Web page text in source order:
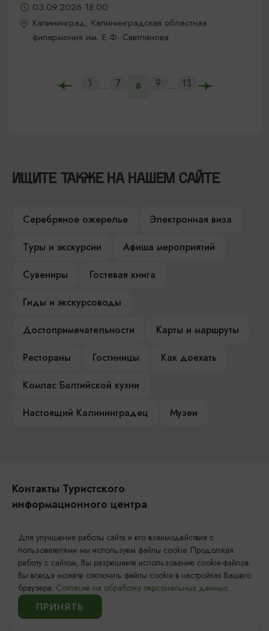
03.09.2026 18:00
Калининград, Калининградская областная
филармония им. Е.Ф. Светланова
1 ... 7 8 9 ... 13
ИЩИТЕ ТАКЖЕ НА НАШЕМ САЙТЕ
Серебряное ожерелье
Электронная виза
Туры и экскурсии
Афиша мероприятий
Сувениры
Гостевая книга
Гиды и экскурсоводы
Достопримечательности
Карты и маршруты
Рестораны
Гостиницы
Как доехать
Компас Балтийской кухни
Настоящий Калининградец
Музеи
Контакты Туристского
информационного центра
Площадь Победы, 1
+7 (4012) 555-200
8 (800) 200-55-39
info@visit-kaliningrad.ru
Для улучшения работы сайта и его взаимодействия с
пользователями мы используем файлы cookie. Продолжая
работу с сайтом, Вы разрешаете использование cookie-файлов.
Вы всегда можете отключить файлы cookie в настройках Вашего
браузера. Согласие на обработку персональных данных.
ПРИНЯТЬ